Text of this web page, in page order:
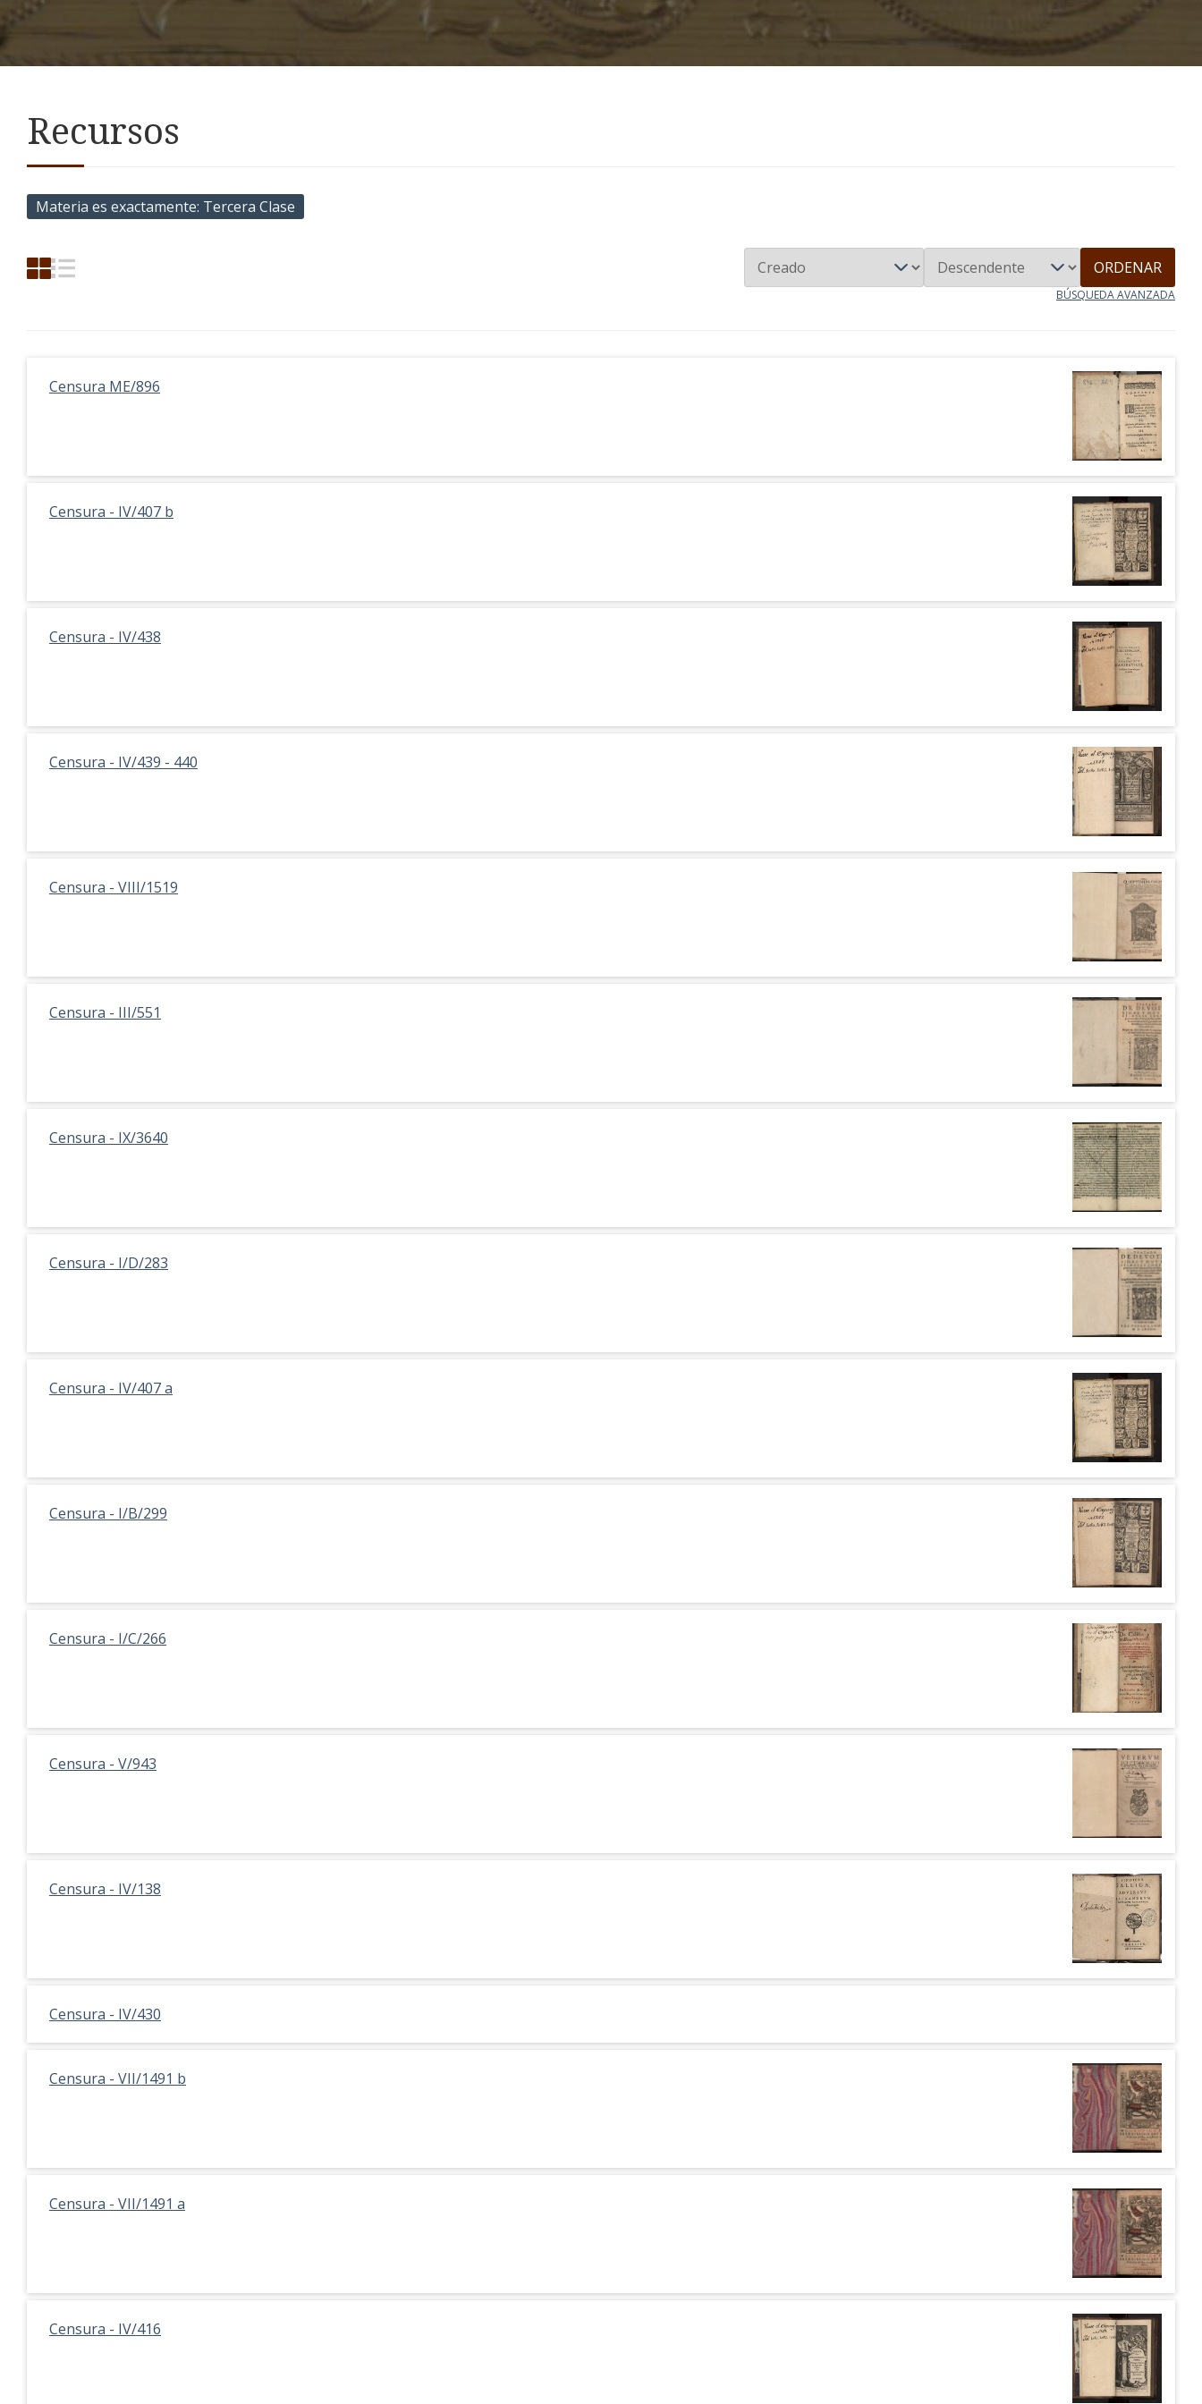
Recursos
Materia es exactamente Tercera Clase
ORDENAR
BÚSQUEDA AVANZADA
Censura ME/896
Censura - IV/407 b
Censura - IV/438
Censura - IV/439 - 440
Censura - VIII/1519
Censura - III/551
Censura - IX/3640
Censura - I/D/283
Censura - IV/407 a
Censura - I/B/299
Censura - I/C/266
Censura - V/943
Censura - IV/138
Censura - IV/430
Censura - VII/1491 b
Censura - VII/1491 a
Censura - IV/416